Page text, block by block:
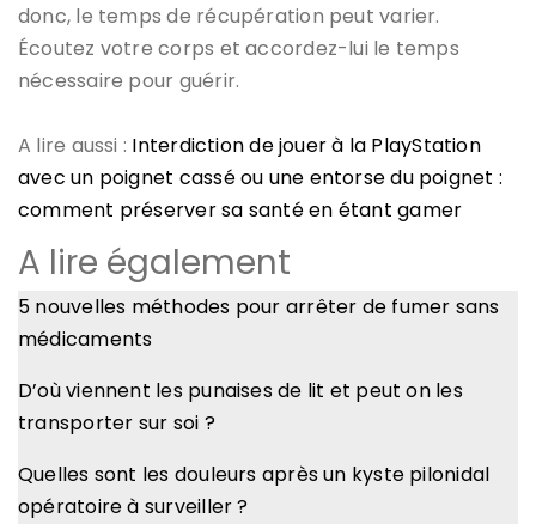
donc, le temps de récupération peut varier.
Écoutez votre corps et accordez-lui le temps
nécessaire pour guérir.
A lire aussi : Interdiction de jouer à la PlayStation
avec un poignet cassé ou une entorse du poignet :
comment préserver sa santé en étant gamer
A lire également
5 nouvelles méthodes pour arrêter de fumer sans
médicaments
D’où viennent les punaises de lit et peut on les
transporter sur soi ?
Quelles sont les douleurs après un kyste pilonidal
opératoire à surveiller ?